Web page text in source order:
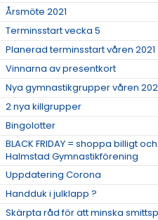
Årsmöte 2021
Terminsstart vecka 5
Planerad terminsstart våren 2021
Vinnarna av presentkort
Nya gymnastikgrupper våren
2 nya killgrupper
Bingolotter
BLACK FRIDAY = shoppa billigt
Halmstad Gymnastikförening
Uppdatering Corona
Handduk i julklapp ?
Skärpta råd för att minska